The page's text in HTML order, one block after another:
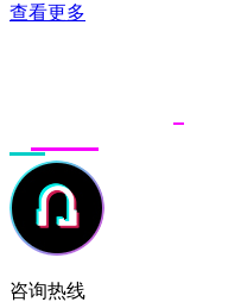
查看更多
咨询热线